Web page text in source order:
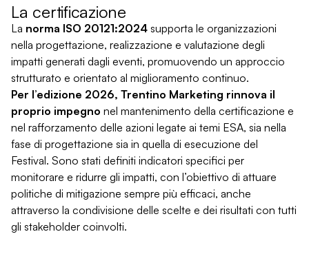
La certificazione
La norma ISO 20121:2024 supporta le organizzazioni
nella progettazione, realizzazione e valutazione degli
impatti generati dagli eventi, promuovendo un approccio
strutturato e orientato al miglioramento continuo.
Per l’edizione 2026, Trentino Marketing rinnova il
proprio impegno nel mantenimento della certificazione e
nel rafforzamento delle azioni legate ai temi ESA, sia nella
fase di progettazione sia in quella di esecuzione del
Festival. Sono stati definiti indicatori specifici per
monitorare e ridurre gli impatti, con l’obiettivo di attuare
politiche di mitigazione sempre più efficaci, anche
attraverso la condivisione delle scelte e dei risultati con tutti
gli stakeholder coinvolti.